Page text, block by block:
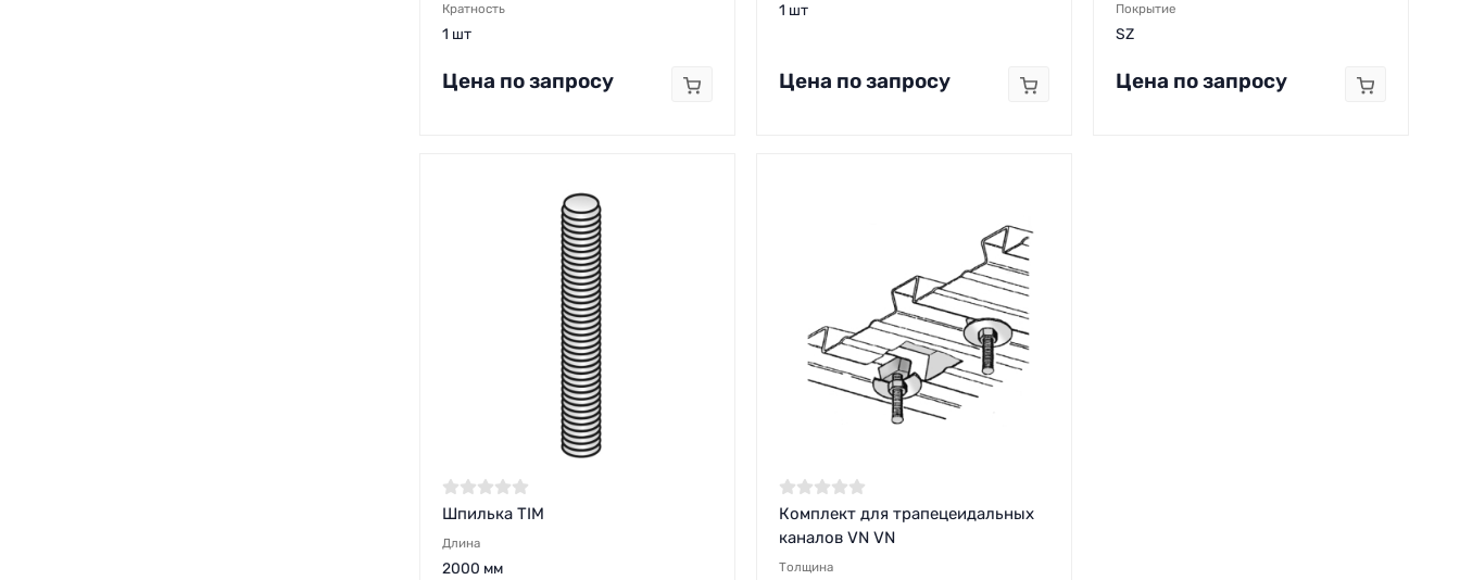
Кратность
1 шт
Цена по запросу
1 шт
Цена по запросу
Покрытие
SZ
Цена по запросу
Шпилька TIM
Длина
2000 мм
Комплект для трапецеидальных
каналов VN VN
Толщина